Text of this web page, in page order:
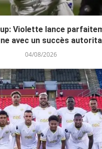
Violette lance
avec un succès
04/08/2026